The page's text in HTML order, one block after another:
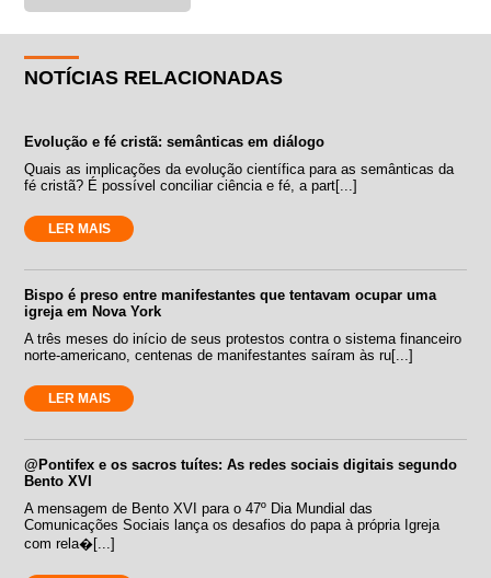
NOTÍCIAS RELACIONADAS
Evolução e fé cristã: semânticas em diálogo
Quais as implicações da evolução científica para as semânticas da
fé cristã? É possível conciliar ciência e fé, a part[...]
LER MAIS
Bispo é preso entre manifestantes que tentavam ocupar uma
igreja em Nova York
A três meses do início de seus protestos contra o sistema financeiro
norte-americano, centenas de manifestantes saíram às ru[...]
LER MAIS
@Pontifex e os sacros tuítes: As redes sociais digitais segundo
Bento XVI
A mensagem de Bento XVI para o 47º Dia Mundial das
Comunicações Sociais lança os desafios do papa à própria Igreja
com rela�[...]